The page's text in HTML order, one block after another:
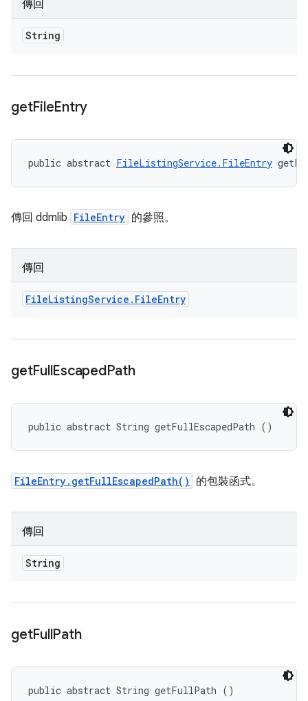
傳回
String
getFileEntry
public abstract FileListingService.FileEntry
傳回 ddmlib FileEntry 的參照。
傳回
FileListingService . FileEntry
getFullEscapedPath
public abstract String getFullEscapedPath ()
FileEntry.getFullEscapedPath() 的包裝函式。
傳回
String
getFullPath
public abstract String getFullPath ()